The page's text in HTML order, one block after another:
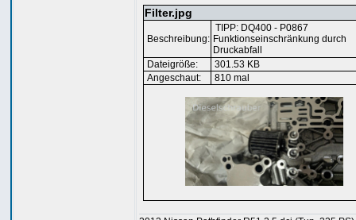
Filter.jpg
Beschreibung:
TIPP: DQ400 - P0867
Funktionseinschränkung durch
Druckabfall
Dateigröße:
301.53 KB
Angeschaut:
810 mal